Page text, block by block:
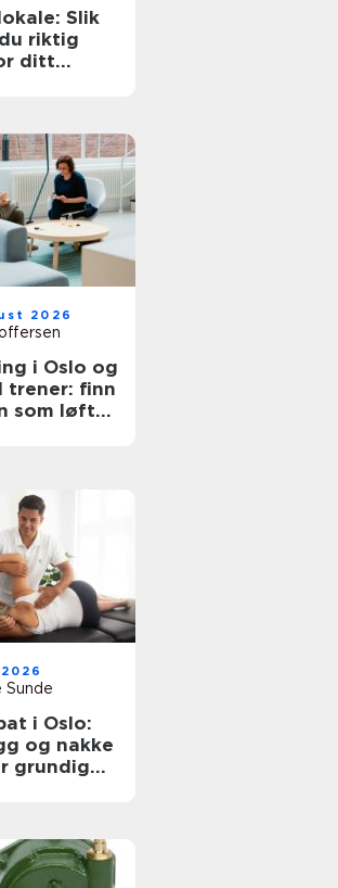
Slik
riktig
ditt
2026
i Oslo og
trener: finn
som løfter
Sunde
i Oslo:
og nakke
grundig